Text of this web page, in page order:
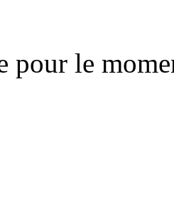
pour le